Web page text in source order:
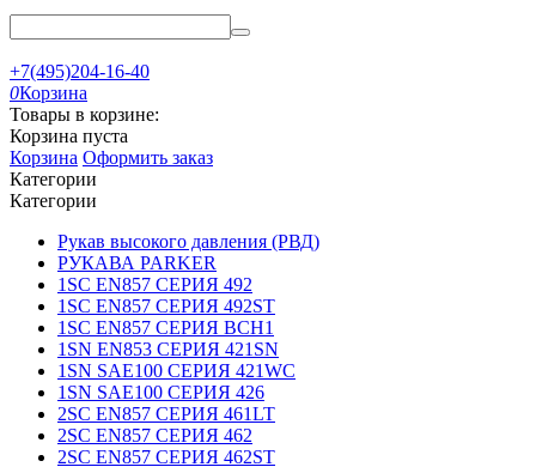
+7(495)204-16-40
0Корзина
Товары в корзине:
Корзина пуста
Корзина Оформить заказ
Категории
Категории
Рукав высокого давления (РВД)
РУКАВА PARKER
1SC EN857 СЕРИЯ 492
1SC EN857 СЕРИЯ 492ST
1SC EN857 СЕРИЯ BCH1
1SN EN853 СЕРИЯ 421SN
1SN SAE100 СЕРИЯ 421WC
1SN SAE100 СЕРИЯ 426
2SC EN857 СЕРИЯ 461LT
2SC EN857 СЕРИЯ 462
2SC EN857 СЕРИЯ 462ST